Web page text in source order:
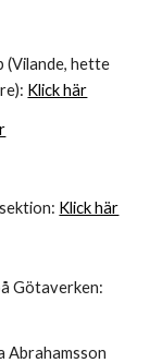
(Vilande, hette
Klick här
Klick här
Götaverken:
Abrahamsson